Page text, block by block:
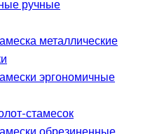
ручные
металлические
эргономичные
стамесок